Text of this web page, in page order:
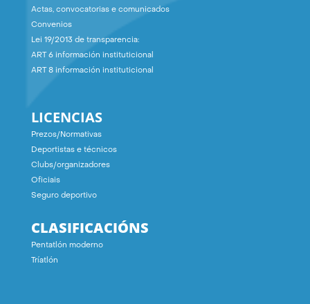
Actas, convocatorias e comunicados
Convenios
Lei 19/2013 de transparencia:
ART 6 información instituticional
ART 8 información instituticional
LICENCIAS
Prezos/Normativas
Deportistas e técnicos
Clubs/organizadores
Oficiais
Seguro deportivo
CLASIFICACIÓNS
Pentatlón moderno
Tríatlón